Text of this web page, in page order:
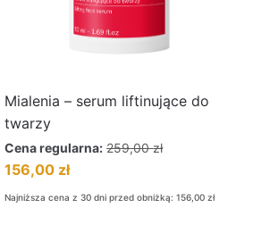
Mialenia – serum liftinujące do
twarzy
Cena regularna: 259,00zł
156,00 zł
Najniższa cena z 30 dni przed obniżką:156,00zł